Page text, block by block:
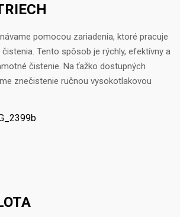
pomocou zariadenia, ktoré pracuje
Tento spôsob je rýchly, efektívny a
čistenie. Na ťažko dostupných
znečistenie ručnou vysokotlakovou